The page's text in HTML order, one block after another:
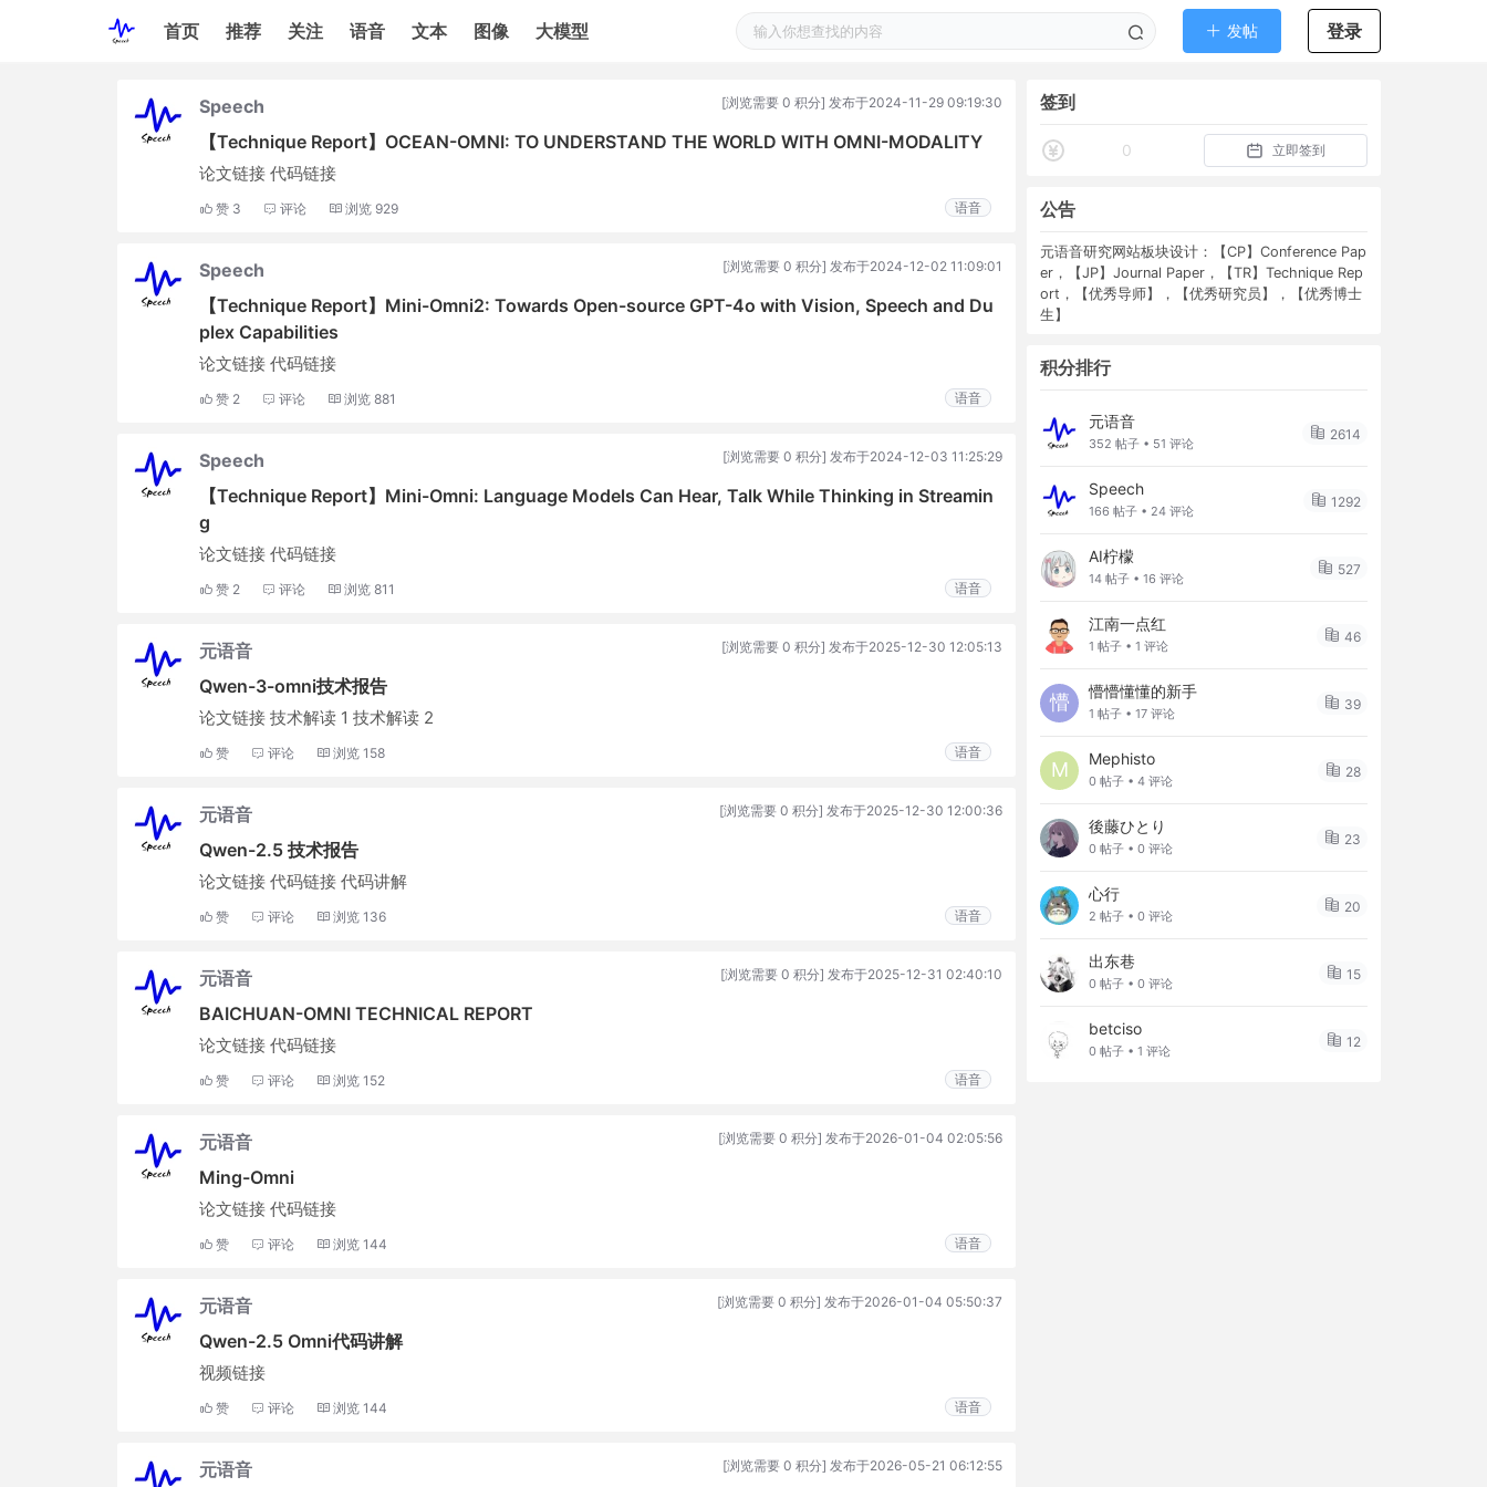
首页 推荐 关注 语音 文本 图像 大模型 发帖 登录
Speech [浏览需要 0 积分] 发布于2024-11-29 09:19:30
【Technique Report】OCEAN-OMNI: TO UNDERSTAND THE WORLD WITH OMNI-MODALITY
论文链接 代码链接
赞 3 评论 浏览 929 语音
Speech [浏览需要 0 积分] 发布于2024-12-02 11:09:01
【Technique Report】Mini-Omni2: Towards Open-source GPT-4o with Vision, Speech and Du
plex Capabilities
论文链接 代码链接
赞 2 评论 浏览 881 语音
Speech [浏览需要 0 积分] 发布于2024-12-03 11:25:29
【Technique Report】Mini-Omni: Language Models Can Hear, Talk While Thinking in Streamin
g
论文链接 代码链接
赞 2 评论 浏览 811 语音
元语音 [浏览需要 0 积分] 发布于2025-12-30 12:05:13
Qwen-3-omni技术报告
论文链接 技术解读 1 技术解读 2
赞 评论 浏览 158 语音
元语音 [浏览需要 0 积分] 发布于2025-12-30 12:00:36
Qwen-2.5 技术报告
论文链接 代码链接 代码讲解
赞 评论 浏览 136 语音
元语音 [浏览需要 0 积分] 发布于2025-12-31 02:40:10
BAICHUAN-OMNI TECHNICAL REPORT
论文链接 代码链接
赞 评论 浏览 152 语音
元语音 [浏览需要 0 积分] 发布于2026-01-04 02:05:56
Ming-Omni
论文链接 代码链接
赞 评论 浏览 144 语音
元语音 [浏览需要 0 积分] 发布于2026-01-04 05:50:37
Qwen-2.5 Omni代码讲解
视频链接
赞 评论 浏览 144 语音
元语音 [浏览需要 0 积分] 发布于2026-05-21 06:12:55
签到
0 立即签到
公告
元语音研究网站板块设计：【CP】Conference Pap
er，【JP】Journal Paper，【TR】Technique Rep
ort，【优秀导师】，【优秀研究员】，【优秀博士
生】
积分排行
元语音
352 帖子 • 51 评论
2614
Speech
166 帖子 • 24 评论
1292
AI柠檬
14 帖子 • 16 评论
527
江南一点红
1 帖子 • 1 评论
46
懵 懵懵懂懂的新手
1 帖子 • 17 评论
39
M Mephisto
0 帖子 • 4 评论
28
後藤ひとり
0 帖子 • 0 评论
23
心行
2 帖子 • 0 评论
20
出东巷
0 帖子 • 0 评论
15
betciso
0 帖子 • 1 评论
12